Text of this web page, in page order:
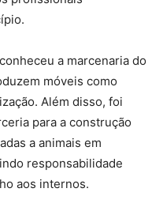
a marcenaria do
móveis como
Além disso, foi
para a construção
a animais em
responsabilidade
aos internos.